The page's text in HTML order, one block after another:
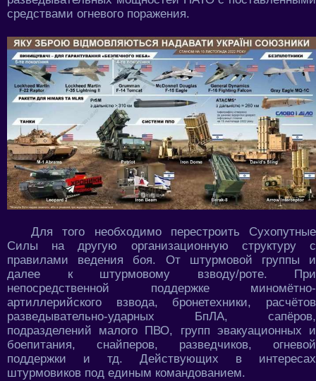
средствами огневого поражения.
Для того необходимо перестроить Сухопутные
Силы на другую организационную структуру с
правилами ведения боя. От штурмовой группы и
далее к штурмовому взводу/роте. При
непосредственной поддержке миномётно-
артиллерийского взвода, бронетехники, расчётов
разведывательно-ударных БпЛА, сапёров,
подразделений малого ПВО, групп эвакуационных и
боепитания, снайперов, разведчиков, огневой
поддержки и тд. Действующих в интересах
штурмовиков под единым командованием.